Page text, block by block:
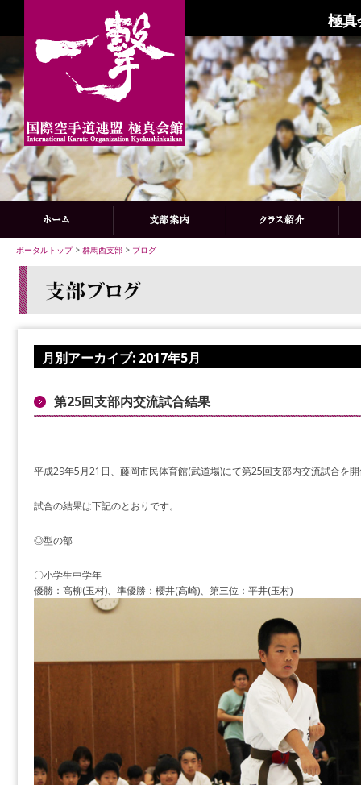
極真
ポータルトップ> 群馬西支部 > ブログ
月別アーカイブ: 2017年5月
第25回支部内交流試合結果
平成29年5月21日、藤岡市民体育館(武道場)にて第25回支部内交流試合を
試合の結果は下記のとおりです。
◎型の部
〇小学生中学年
優勝：高柳(玉村)、準優勝：櫻井(高崎)、第三位：平井(玉村)